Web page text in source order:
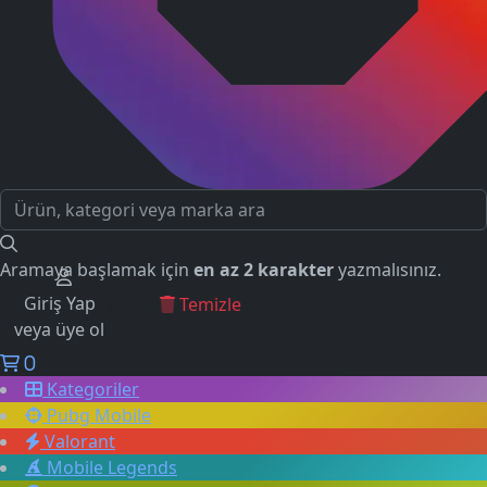
Aramaya başlamak için en az 2 karakteryazmalısınız.
GEÇMİŞ ARAMALAR
Temizle
Giriş Yap
veya üye ol
0
Kategoriler
Pubg Mobile
Valorant
Mobile Legends